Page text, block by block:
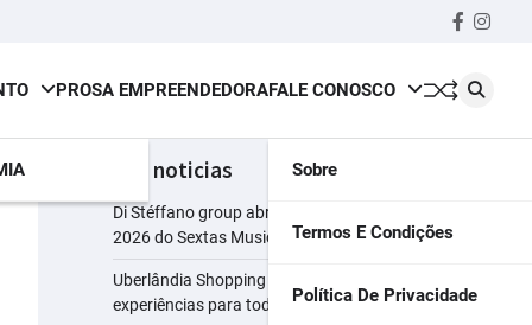
PROSA EMPREENDEDORAFALE CONOSCO
Sobre
Termos E Condições
Política De Privacidade
últimas noticias
Di Stéffano group abre a segunda temporada de
2026 do Sextas Musicais
Uberlândia Shopping reúne presentes e
experiências para todos os perfis de pais